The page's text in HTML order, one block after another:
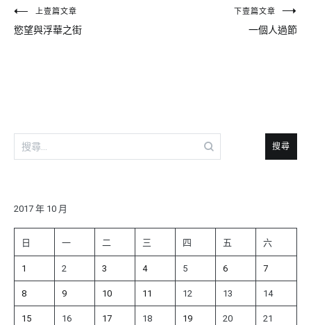
文
章
上壹篇文章
慾望與浮華之街
下壹篇文章
一個人過節
搜
尋
字:
2017 年 10 月
日 一 二 三 四 五 六
1 2 3 4 5 6 7
8 9 10 11 12 13 14
15 16 17 18 19 20 21